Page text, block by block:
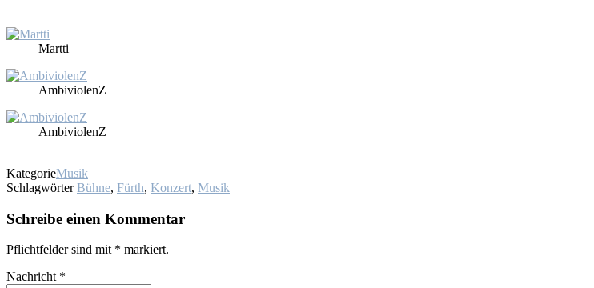
Mart­ti
Am­bi­vio­lenZ
Am­bi­vio­lenZ
KategorieMusik
Schlagwörter Bühne, Fürth, Konzert, Musik
Schreibe einen Kommentar
Pflichtfelder sind mit * markiert.
Nachricht *